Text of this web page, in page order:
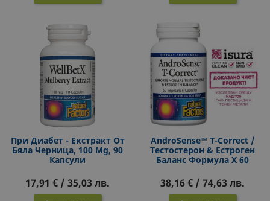
При Диабет - Екстракт От
Бяла Черница, 100 Mg, 90
Капсули
17,91 € / 35,03 лв.
AndroSense™ T-Correct /
Тестостерон & Естроген
Баланс Формула X 60
38,16 € / 74,63 лв.